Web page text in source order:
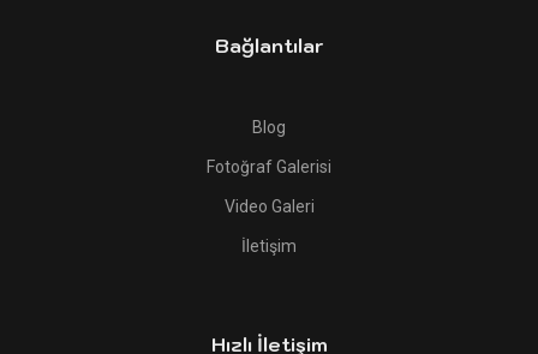
Bağlantılar
Blog
Fotoğraf Galerisi
Video Galeri
İletişim
Hızlı İletişim